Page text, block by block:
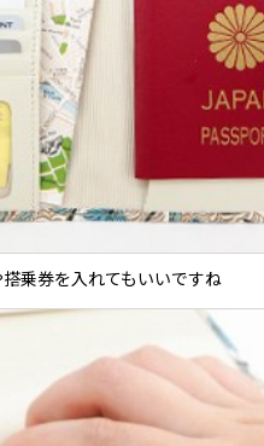
乗券を入れてもいいですね